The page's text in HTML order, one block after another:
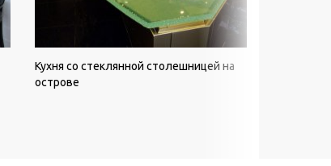
Кухня со стеклянной столешницей на
острове